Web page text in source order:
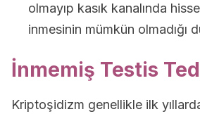
olmayıp kasık kanalında
inmesinin mümkün olmadığı
İnmemiş Testis
Kriptoşidizm genellikle ilk